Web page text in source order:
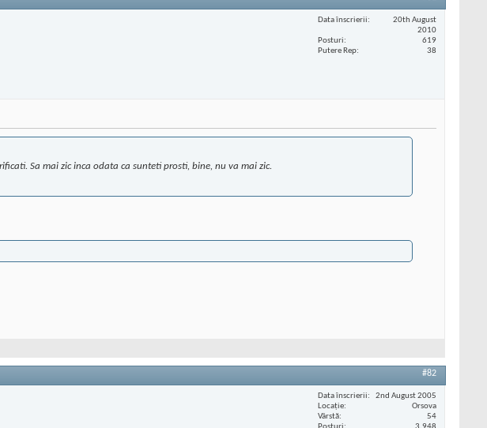
Data înscrierii
20th August
2010
Posturi
619
Putere Rep
38
Sa mai zic inca odata ca sunteti prosti, bine, nu va mai zic.
#82
Data înscrierii
2nd August 2005
Locaţie
Orsova
Vârstă
54